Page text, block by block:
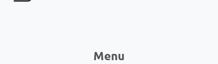
Menu